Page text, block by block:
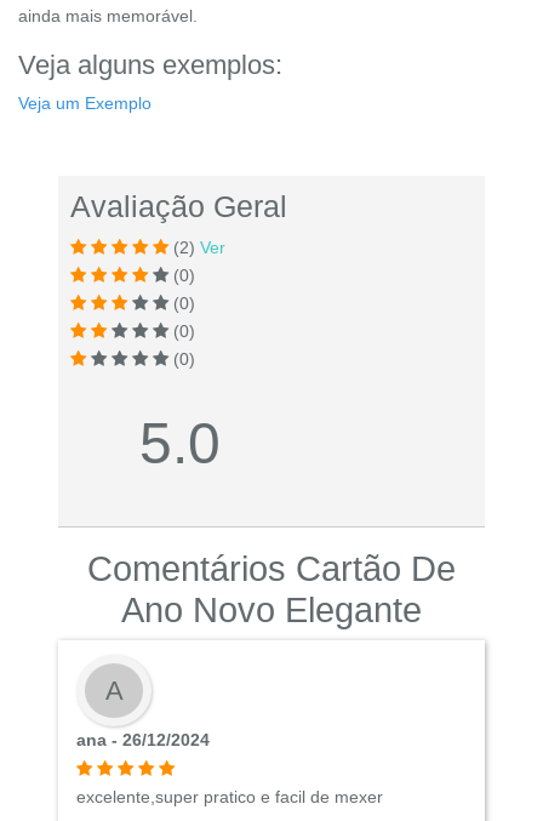
ainda mais memorável.
Veja alguns exemplos:
Veja um Exemplo
Avaliação Geral
(2) Ver
(0)
(0)
(0)
(0)
5.0
Comentários Cartão De
Ano Novo Elegante
A
ana - 26/12/2024
excelente,super pratico e facil de mexer